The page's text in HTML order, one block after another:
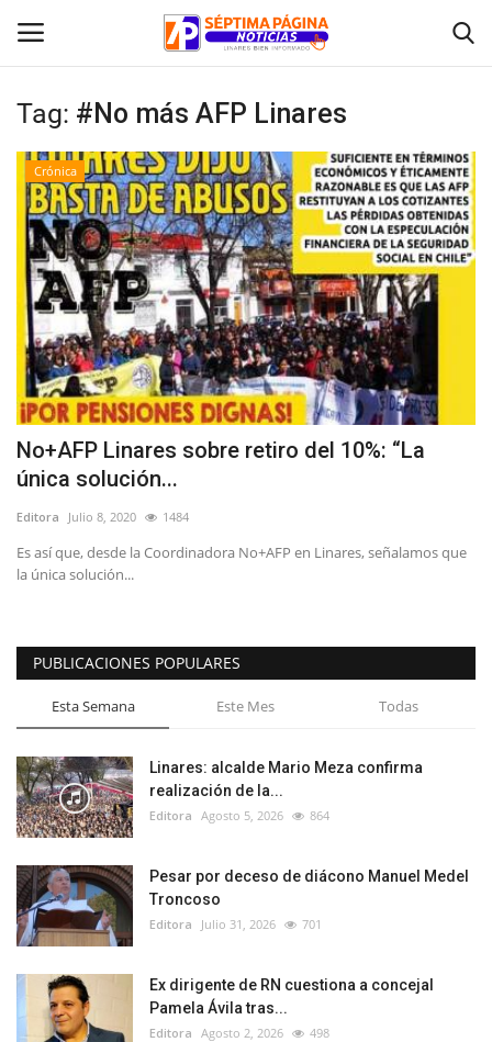
Inicio
Crónica
Policial
Tribunales
Deporte
Política
Espectáculos
Tag: #No más AFP Linares
Crónica
No+AFP Linares sobre retiro del 10%: “La
única solución...
Editora Julio 8, 2020 1484
Es así que, desde la Coordinadora No+AFP en Linares, señalamos que
la única solución...
PUBLICACIONES POPULARES
Esta Semana Este Mes Todas
Linares: alcalde Mario Meza confirma
realización de la...
Editora Agosto 5, 2026 864
Pesar por deceso de diácono Manuel Medel
Troncoso
Editora Julio 31, 2026 701
Ex dirigente de RN cuestiona a concejal
Pamela Ávila tras...
Editora Agosto 2, 2026 498